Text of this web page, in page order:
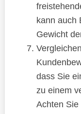
kann auch
Gewicht
dass Sie
zu einem
Achten